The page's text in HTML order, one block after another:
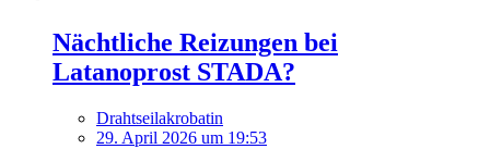
Nächtliche Reizungen bei
Latanoprost STADA?
Drahtseilakrobatin
29. April 2026 um 19:53